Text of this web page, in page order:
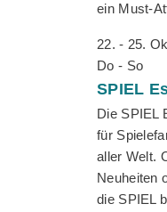
ein Must-
22. - 25.
Do - So
SPIEL
Die SPIEL
für
aller Welt.
Neuheiten
die SPIEL